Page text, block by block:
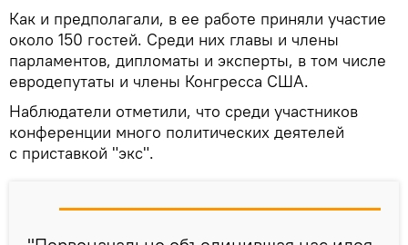
Как и предполагали, в ее работе приняли участие
около 150 гостей. Среди них главы и члены
парламентов, дипломаты и эксперты, в том числе
евродепутаты и члены Конгресса США.
Наблюдатели отметили, что среди участников
конференции много политических деятелей
с приставкой "экс".